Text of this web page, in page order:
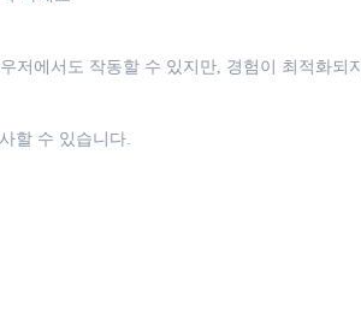
저에서도 작동할 수 있지만, 경험이 최적화되
할 수 있습니다.